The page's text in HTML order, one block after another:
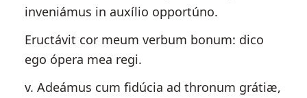
inveniámus in auxílio opportúno.
Eructávit cor meum verbum bonum: dico
ego ópera mea regi.
v. Adeámus cum fidúcia ad thronum grátiæ,